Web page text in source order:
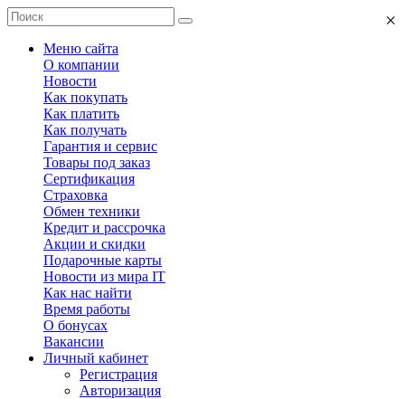
Меню сайта
О компании
Новости
Как покупать
Как платить
Как получать
Гарантия и сервис
Товары под заказ
Сертификация
Страховка
Обмен техники
Кредит и рассрочка
Акции и скидки
Подарочные карты
Новости из мира IT
Как нас найти
Время работы
О бонусах
Вакансии
Личный кабинет
Регистрация
Авторизация
×